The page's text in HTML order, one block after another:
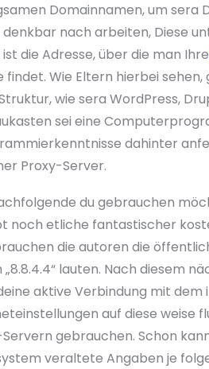
Domainnamen, um sera
nach arbeiten, Diese
die Adresse, über die man Ihre
findet. Wie Eltern hierbei sehen,
wie sera WordPress,
sei eine
dahinter
Proxy-Server.
du gebrauchen
noch etliche fantastischer
die autoren die
lauten. Nach diesem
aktive Verbindung mit
auf diese weise
gebrauchen. Schon
veraltete Angaben je